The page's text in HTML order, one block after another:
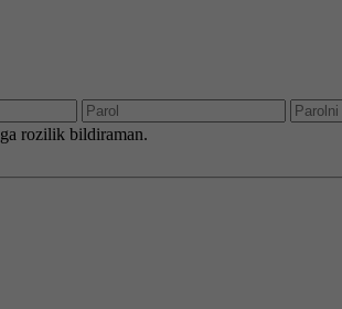
ga rozilik bildiraman.